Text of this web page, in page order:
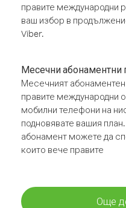
правите международни
ваш избор в
Viber.
Месечни абонаментни
Месечният абонаментен
правите международни
мобилни телефони на
подновявате вашия
абонамент можете да
които вече правите
Още